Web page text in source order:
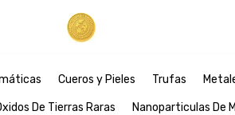
Cueros y Pieles Trufas
De Tierras Raras Nanoparticulas De